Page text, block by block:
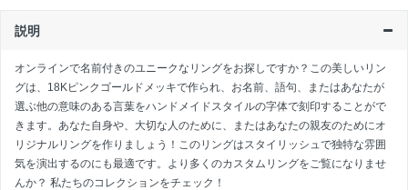
説明
オンラインで名前付きのユニークなリングをお探しですか？この美しいリン
グは、18Kピンクゴールドメッキで作られ、お名前、語句、またはあなたが
選ぶ他の意味のある言葉をハンドメイドスタイルの字体で刻印することがで
きます。あなた自身や、大切な人のために、またはあなたの親友のためにオ
リジナルリングを作りましょう！このリングはスタイリッシュで独特な雰囲
気を演出するのにも最適です。より多くのカスタムリングをご覧になりませ
んか？ 私たちのコレクションをチェック！